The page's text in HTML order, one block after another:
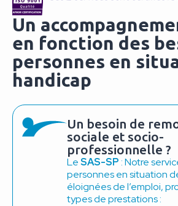
Un
en fonction des
personnes en
handicap
Un besoin de
sociale et socio-
professionnelle ?
LeSAS-SP : Notre
personnes en situation
éloignées de l’emploi,
types de prestations :